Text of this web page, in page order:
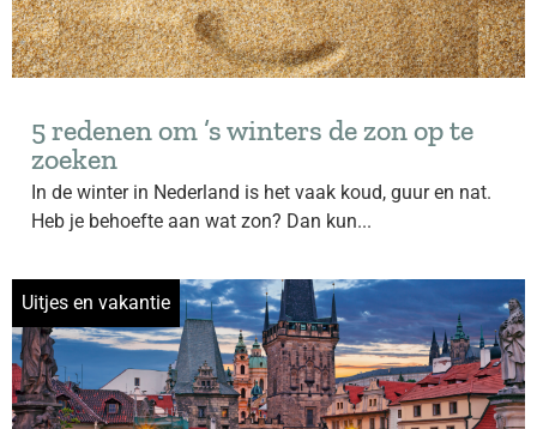
5 redenen om ’s winters de zon op te
zoeken
In de winter in Nederland is het vaak koud, guur en nat.
Heb je behoefte aan wat zon? Dan kun...
Uitjes en vakantie